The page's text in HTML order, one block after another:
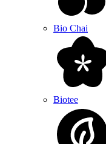
Bio Chai
Biotee